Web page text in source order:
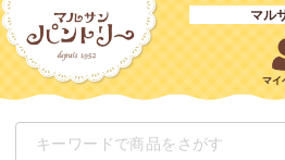
マル
マイ